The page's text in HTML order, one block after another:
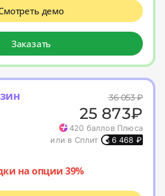
демо
Заказать
36 053₽
25 873₽
420 баллов Плюса
или в Сплит
6 468 ₽
на опции 39%